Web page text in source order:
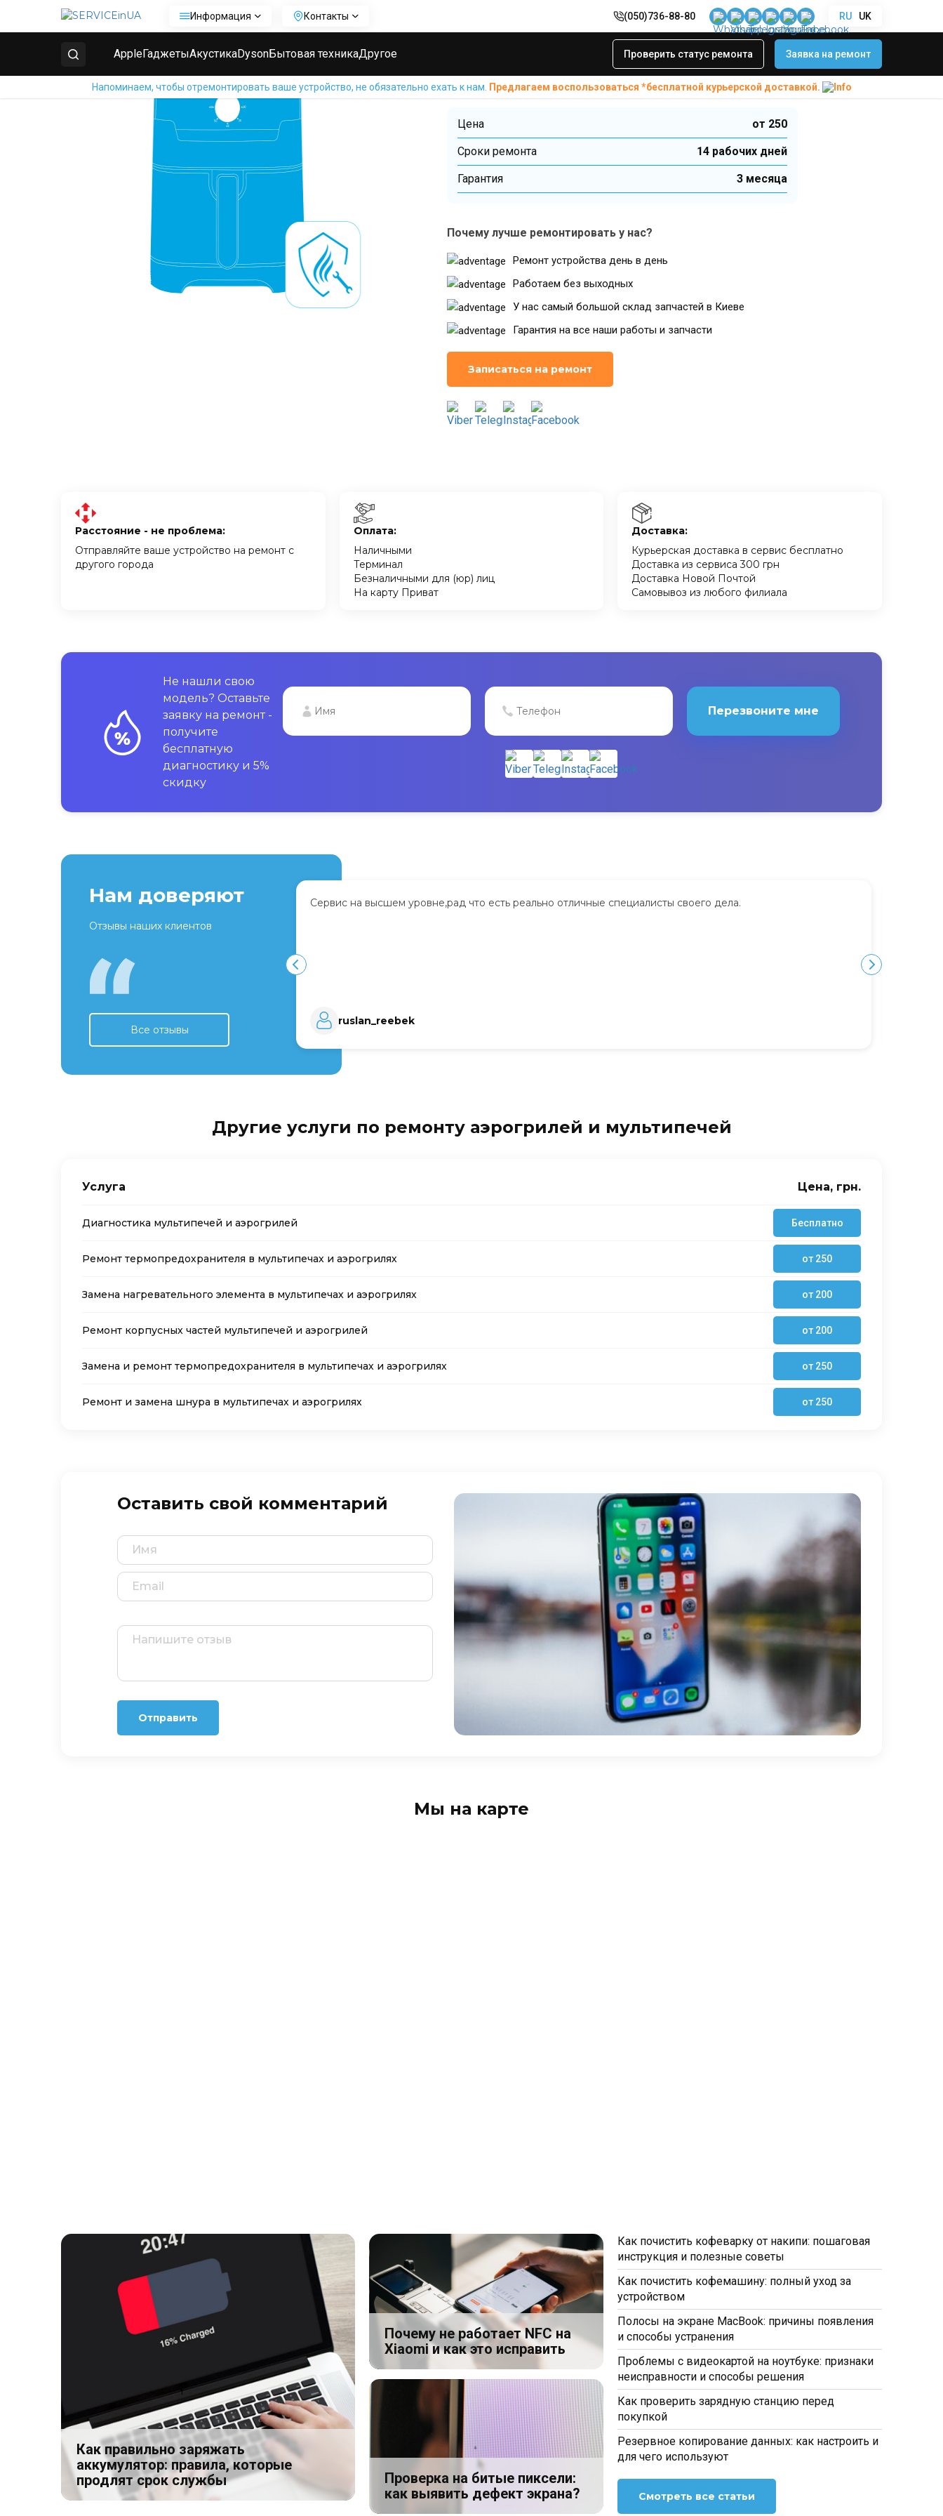
Информация Контакты (050)736-88-80 RU UK
AppleГаджетыАкустикаDysonБытовая техникаДругое Проверить статус ремонта Заявка на ремонт
Напоминаем, чтобы отремонтировать ваше устройство, не обязательно ехать к нам. Предлагаем воспользоваться *бесплатной курьерской доставкой.
Главная Ремонт бытовой техники Ремонт аэрогрилей и мультипечей Ремонт термопредохранителя в мультипечах и аэрогрилях
Ремонт термопредохранителя в
мультипечах и аэрогрилях
Цена от 250
Cроки ремонта 14 рабочих дней
Гарантия 3 месяца
Почему лучше ремонтировать у нас?
Ремонт устройства день в день
Работаем без выходных
У нас самый большой склад запчастей в Киеве
Гарантия на все наши работы и запчасти
Записаться на ремонт
Расстояние - не проблема:
Отправляйте ваше устройство на ремонт с
другого города
Оплата:
Наличными
Терминал
Безналичными для (юр) лиц
На карту Приват
Доставка:
Курьерская доставка в сервис бесплатно
Доставка из сервиса 300 грн
Доставка Новой Почтой
Самовывоз из любого филиала
Не нашли свою
модель? Оставьте
заявку на ремонт -
получите
бесплатную
диагностику и 5%
скидку
Перезвоните мне
Нам доверяют
Отзывы наших клиентов
Все отзывы
Сервис на высшем уровне,рад что есть реально отличные специалисты своего дела.
ruslan_reebek
Другие услуги по ремонту аэрогрилей и мультипечей
Услуга Цена, грн.
Диагностика мультипечей и аэрогрилей Бесплатно
Ремонт термопредохранителя в мультипечах и аэрогрилях от 250
Замена нагревательного элемента в мультипечах и аэрогрилях от 200
Ремонт корпусных частей мультипечей и аэрогрилей от 200
Замена и ремонт термопредохранителя в мультипечах и аэрогрилях от 250
Ремонт и замена шнура в мультипечах и аэрогрилях от 250
Оставить свой комментарий
Отправить
Мы на карте
Как правильно заряжать
аккумулятор: правила, которые
продлят срок службы
Почему не работает NFC на
Xiaomi и как это исправить
Проверка на битые пиксели:
как выявить дефект экрана?
Как почистить кофеварку от накипи: пошаговая
инструкция и полезные советы
Как почистить кофемашину: полный уход за
устройством
Полосы на экране MacBook: причины появления
и способы устранения
Проблемы с видеокартой на ноутбуке: признаки
неисправности и способы решения
Как проверить зарядную станцию перед
покупкой
Резервное копирование данных: как настроить и
для чего используют
Смотреть все статьи